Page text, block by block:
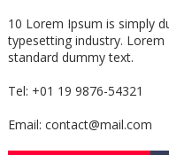
10 Lorem Ipsum is simply
typesetting industry.
standard dummy text.
Tel: +01 19 9876-54321
Email: contact@mail.com